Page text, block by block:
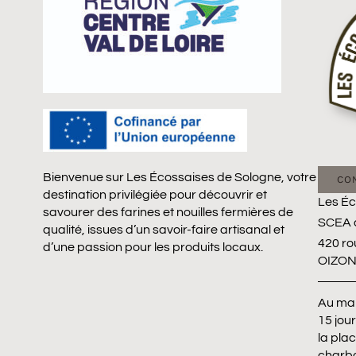
Bienvenue sur Les Écossaises de Sologne, votre
destination privilégiée pour découvrir et
savourer des farines et nouilles fermières de
qualité, issues d’un savoir-faire artisanal et
d’une passion pour les produits locaux.
Les
SCEA
420
OIZON
Au
15
la